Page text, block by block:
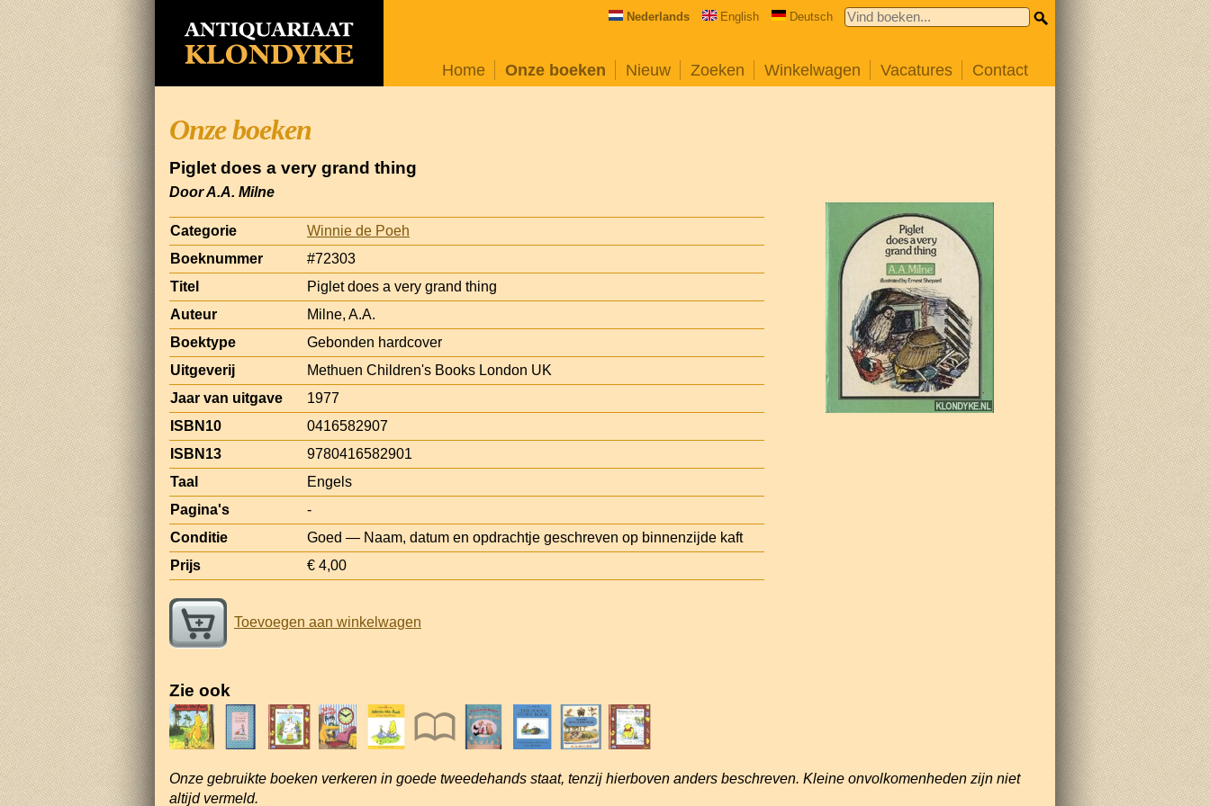
Nederlands English Deutsch
Home Onze boeken Nieuw Zoeken Winkelwagen Vacatures Contact
Onze boeken
Piglet does a very grand thing
Door A.A. Milne
Categorie
Winnie de Poeh
Boeknummer
#72303
Titel
Piglet does a very grand thing
Auteur
Milne, A.A.
Boektype
Gebonden hardcover
Uitgeverij
Methuen Children's Books London UK
Jaar van uitgave
1977
ISBN10
0416582907
ISBN13
9780416582901
Taal
Engels
Pagina's
-
Conditie
Goed — Naam, datum en opdrachtje geschreven op binnenzijde kaft
Prijs
€ 4,00
Toevoegen aan winkelwagen
Zie ook
Onze gebruikte boeken verkeren in goede tweedehands staat, tenzij hierboven anders beschreven. Kleine onvolkomenheden zijn niet
altijd vermeld.